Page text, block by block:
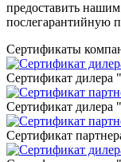
предоставить
послегарантийную
Сертификаты
Сертификат дилера
Сертификат дилера
Сертификат